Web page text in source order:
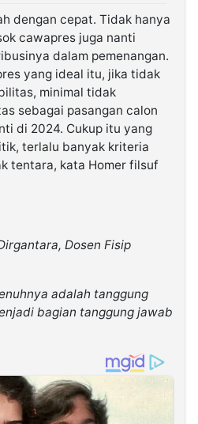
dengan cepat. Tidak hanya
cawapres juga nanti
dalam pemenangan.
yang ideal itu, jika tidak
minimal tidak
sebagai pasangan calon
di 2024. Cukup itu yang
terlalu banyak kriteria
tentara, kata Homer filsuf
Dosen Fisip
adalah tanggung
bagian tanggung jawab